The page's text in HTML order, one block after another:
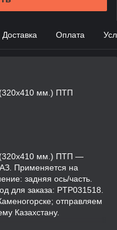
Доставка Оплата
(320х410 мм.) ПТП
(320х410 мм.) ПТП —
Применяется на
задняя ось/часть.
для заказа: PTP031518.
отправляем
Казахстану.